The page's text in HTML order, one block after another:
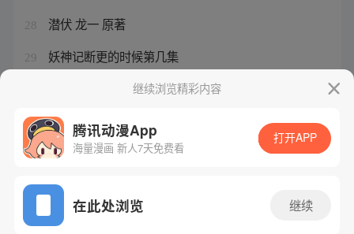
28 潜伏 龙一 原著
29 妖神记断更的时候第几集
从僵尸开始疯狂进化继续浏览精彩内容
腾讯动漫App
海量漫画 新人7天免费看
打开APP
在此处浏览 继续
网站备案/许可证号：粤B2-20090059-5
Copyright©1998 - 2026 Tencent. All Rights Reserved